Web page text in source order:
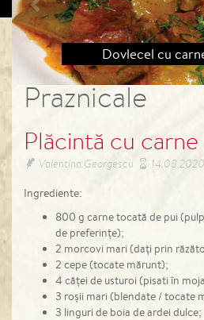
Dovlecel cu
Praznicale
Plăcintă cu carne
Valentina Georgescu 14.08.2020
Ingrediente:
800 g carne tocată de pui
de preferințe);
2 morcovi mari (dați prin
2 cepe (tocate mărunt);
4 căței de usturoi (pisati în
3 roșii mari (blendate / tocate
3 linguri de boia de ardei dulce;